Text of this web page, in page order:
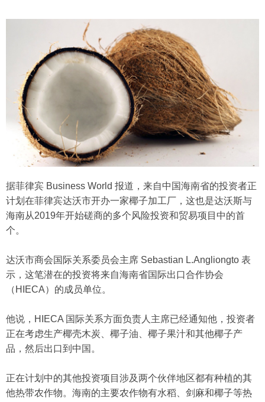
据菲律宾 Business World 报道，来自中国海南省的投资者正
计划在菲律宾达沃市开办一家椰子加工厂，这也是达沃斯与
海南从2019年开始磋商的多个风险投资和贸易项目中的首
个。
达沃市商会国际关系委员会主席 Sebastian L.Angliongto 表
示，这笔潜在的投资将来自海南省国际出口合作协会
（HIECA）的成员单位。
他说，HIECA 国际关系方面负责人主席已经通知他，投资者
正在考虑生产椰壳木炭、椰子油、椰子果汁和其他椰子产
品，然后出口到中国。
正在计划中的其他投资项目涉及两个伙伴地区都有种植的其
他热带农作物。海南的主要农作物有水稻、剑麻和椰子等热